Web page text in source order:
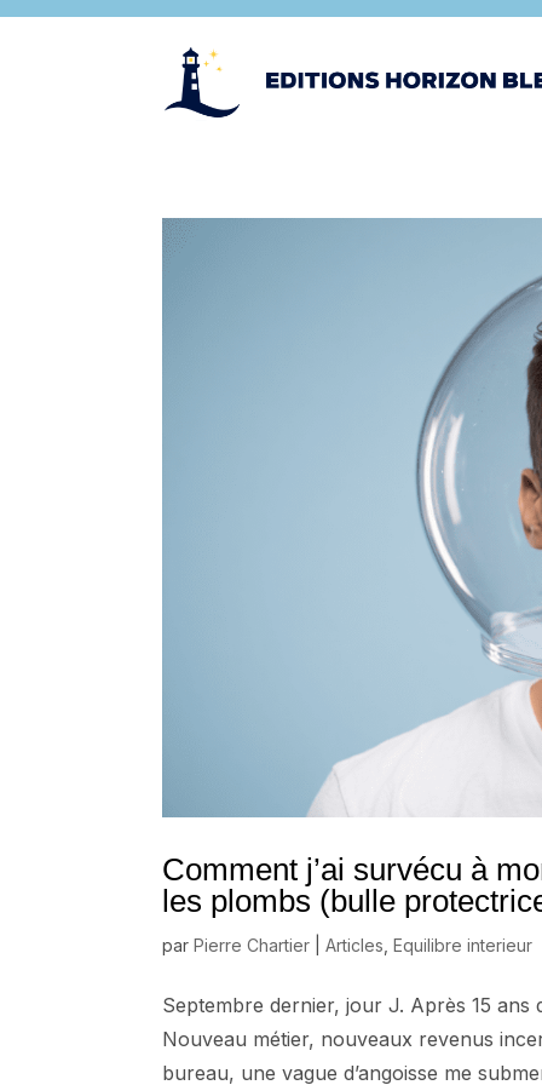
Comment j’ai survécu à
les plombs (bulle
parPierre Chartier |Articles ,Equilibre interieur
Septembre dernier, jour J. Après 15
Nouveau métier, nouveaux revenus
bureau, une vague d’angoisse me